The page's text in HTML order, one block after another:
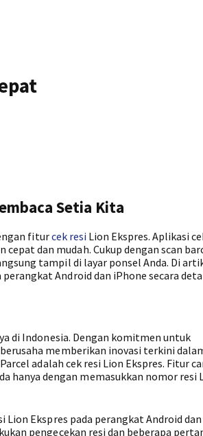
Setia Kita
fiturcek resi Lion Ekspres. Aplikasi
dan mudah. Cukup dengan scan
tampil di layar ponsel Anda. Di
Android dan iPhone secara
di Indonesia. Dengan komitmen untuk
memberikan inovasi terkini
adalah cek resi Lion Ekspres. Fitur
hanya dengan memasukkan nomor resi
Ekspres pada perangkat Android
pengecekan resi dan beberapa